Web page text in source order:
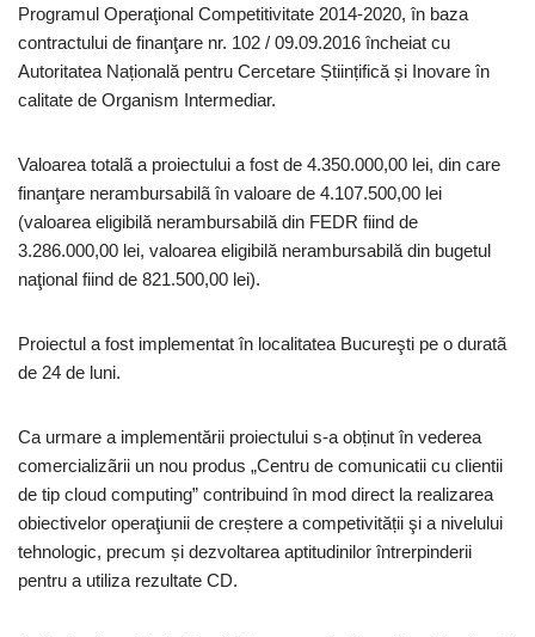
Programul Operaţional Competitivitate 2014-2020, în baza
contractului de finanţare nr. 102 / 09.09.2016 încheiat cu
Autoritatea Națională pentru Cercetare Științifică și Inovare în
calitate de Organism Intermediar.
Valoarea totalã a proiectului a fost de 4.350.000,00 lei, din care
finanţare nerambursabilã în valoare de 4.107.500,00 lei
(valoarea eligibilă nerambursabilă din FEDR fiind de
3.286.000,00 lei, valoarea eligibilă nerambursabilă din bugetul
naţional fiind de 821.500,00 lei).
Proiectul a fost implementat în localitatea Bucureşti pe o duratã
de 24 de luni.
Ca urmare a implementării proiectului s-a obținut în vederea
comercializãrii un nou produs „Centru de comunicatii cu clientii
de tip cloud computing” contribuind în mod direct la realizarea
obiectivelor operaţiunii de creștere a competivității şi a nivelului
tehnologic, precum și dezvoltarea aptitudinilor întrerpinderii
pentru a utiliza rezultate CD.